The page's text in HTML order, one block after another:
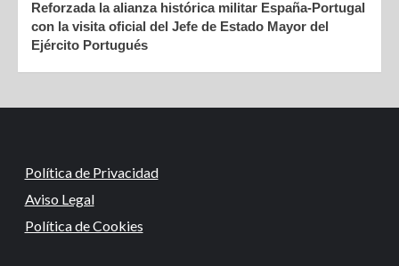
Reforzada la alianza histórica militar España-Portugal
con la visita oficial del Jefe de Estado Mayor del
Ejército Portugués
Política de Privacidad
Aviso Legal
Política de Cookies